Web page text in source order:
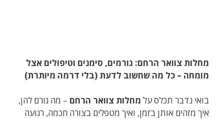
מחלות צוואר הרחם: גורמים, סימנים וטיפולים אצל
מומחה – כל מה שחשוב לדעת (בלי דרמה מיותרת)
בואי נדבר תכלס על מחלות צוואר הרחם – מה גורם להן,
איך מזהים אותן בזמן, ואיך מטפלים בצורה חכמה, רגועה